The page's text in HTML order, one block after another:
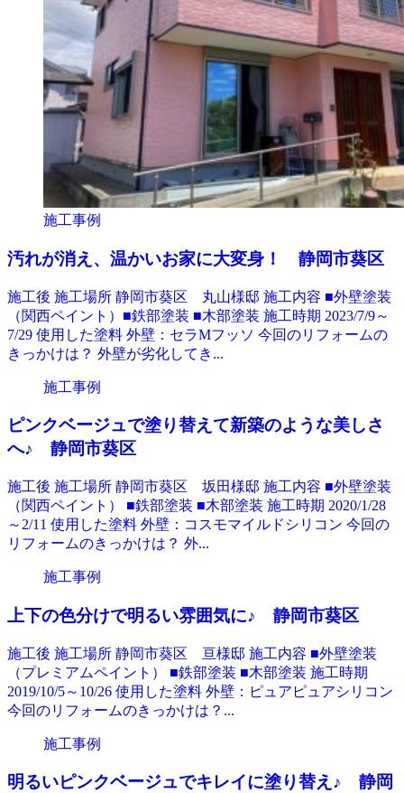
施工事例
汚れが消え、温かいお家に大変身！ 静岡市葵区
施工後 施工場所 静岡市葵区 丸山様邸 施工内容 ■外壁塗装
（関西ペイント）■鉄部塗装 ■木部塗装 施工時期 2023/7/9～
7/29 使用した塗料 外壁：セラMフッソ 今回のリフォームの
きっかけは？ 外壁が劣化してき...
施工事例
ピンクベージュで塗り替えて新築のような美しさ
へ♪ 静岡市葵区
施工後 施工場所 静岡市葵区 坂田様邸 施工内容 ■外壁塗装
（関西ペイント） ■鉄部塗装 ■木部塗装 施工時期 2020/1/28
～2/11 使用した塗料 外壁：コスモマイルドシリコン 今回の
リフォームのきっかけは？ 外...
施工事例
上下の色分けで明るい雰囲気に♪ 静岡市葵区
施工後 施工場所 静岡市葵区 亘様邸 施工内容 ■外壁塗装
（プレミアムペイント） ■鉄部塗装 ■木部塗装 施工時期
2019/10/5～10/26 使用した塗料 外壁：ピュアピュアシリコン
今回のリフォームのきっかけは？...
施工事例
明るいピンクベージュでキレイに塗り替え♪ 静岡